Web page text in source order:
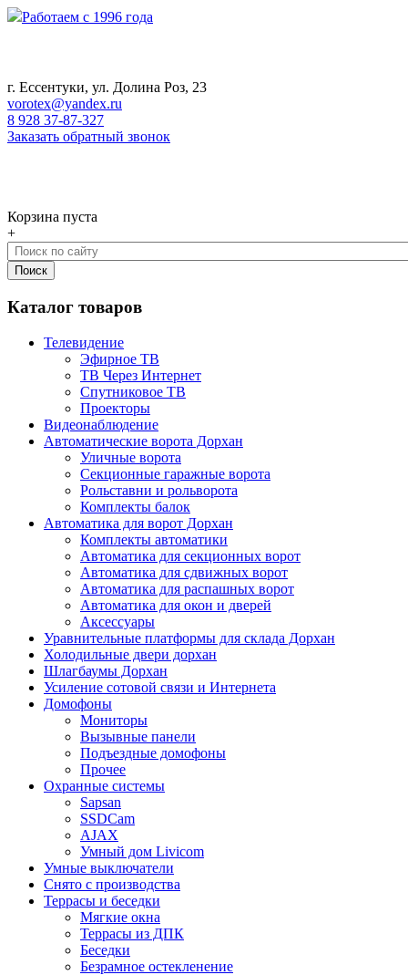
Работаем с 1996 года
г. Ессентуки, ул. Долина Роз, 23
vorotex@yandex.ru
8 928 37-87-327
Заказать обратный звонок
Корзина пуста
+
Каталог товаров
Телевидение
Эфирное ТВ
ТВ Через Интернет
Спутниковое ТВ
Проекторы
Видеонаблюдение
Автоматические ворота Дорхан
Уличные ворота
Секционные гаражные ворота
Рольставни и рольворота
Комплекты балок
Автоматика для ворот Дорхан
Комплекты автоматики
Автоматика для секционных ворот
Автоматика для сдвижных ворот
Автоматика для распашных ворот
Автоматика для окон и дверей
Аксессуары
Уравнительные платформы для склада Дорхан
Холодильные двери дорхан
Шлагбаумы Дорхан
Усиление сотовой связи и Интернета
Домофоны
Мониторы
Вызывные панели
Подъездные домофоны
Прочее
Охранные системы
Sapsan
SSDCam
AJAX
Умный дом Livicom
Умные выключатели
Снято с производства
Террасы и беседки
Мягкие окна
Террасы из ДПК
Беседки
Безрамное остекленение